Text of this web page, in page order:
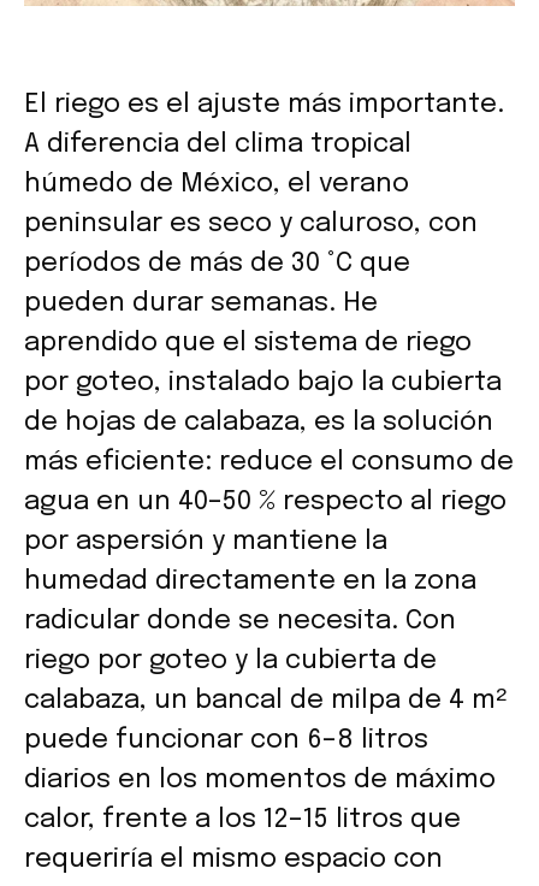
El riego es el ajuste más importante.
A diferencia del clima tropical
húmedo de México, el verano
peninsular es seco y caluroso, con
períodos de más de 30 °C que
pueden durar semanas. He
aprendido que el sistema de riego
por goteo, instalado bajo la cubierta
de hojas de calabaza, es la solución
más eficiente: reduce el consumo de
agua en un 40–50 % respecto al riego
por aspersión y mantiene la
humedad directamente en la zona
radicular donde se necesita. Con
riego por goteo y la cubierta de
calabaza, un bancal de milpa de 4 m²
puede funcionar con 6–8 litros
diarios en los momentos de máximo
calor, frente a los 12–15 litros que
requeriría el mismo espacio con